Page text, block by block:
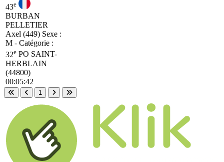
43e
BURBAN
PELLETIER
Axel (449) Sexe :
M - Catégorie :
32e PO SAINT-
HERBLAIN
(44800)
00:05:42
Première page
Page précédente
1
Page suivante
Dernière page